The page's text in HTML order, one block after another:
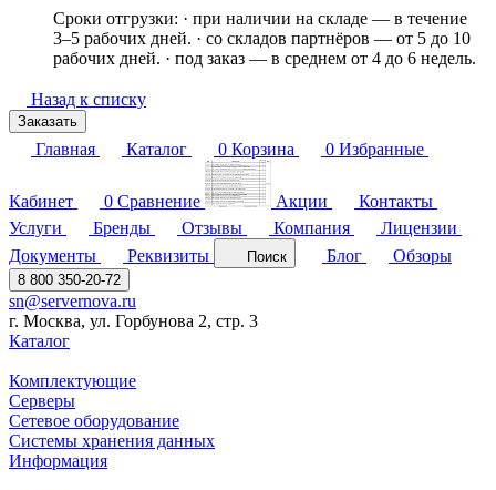
Сроки отгрузки: · при наличии на складе — в течение
3–5 рабочих дней. · со складов партнёров — от 5 до 10
рабочих дней. · под заказ — в среднем от 4 до 6 недель.
Назад к списку
Заказать
Главная Каталог 0 Корзина 0 Избранные
Кабинет 0 Сравнение Акции
Контакты
Услуги
Бренды Отзывы Компания
Лицензии
Документы
Реквизиты Поиск Блог Обзоры
8 800 350-20-72
sn@servernova.ru
г. Москва, ул. Горбунова 2, стр. 3
Каталог
Комплектующие
Серверы
Сетевое оборудование
Системы хранения данных
Информация